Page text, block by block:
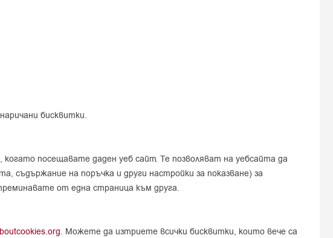
бисквитки.
посещавате даден уеб сайт. Те позволяват на уебсайта да
на поръчка и други настройки за показване) за
от една страница към друга.
. Можете да изтриете всички бисквитки, които вече са